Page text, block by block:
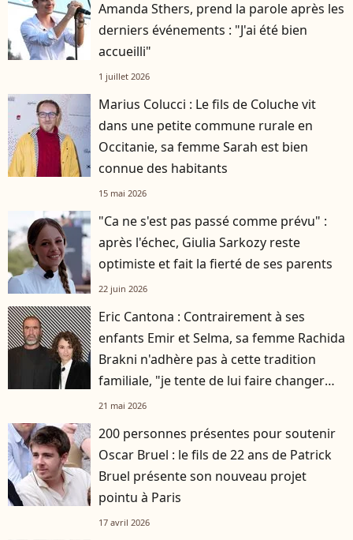
Amanda Sthers, prend la parole après les
derniers événements : "J'ai été bien
accueilli"
1 juillet 2026
Marius Colucci : Le fils de Coluche vit
dans une petite commune rurale en
Occitanie, sa femme Sarah est bien
connue des habitants
15 mai 2026
"Ca ne s'est pas passé comme prévu" :
après l'échec, Giulia Sarkozy reste
optimiste et fait la fierté de ses parents
22 juin 2026
Eric Cantona : Contrairement à ses
enfants Emir et Selma, sa femme Rachida
Brakni n'adhère pas à cette tradition
familiale, "je tente de lui faire changer
d'avis"
21 mai 2026
200 personnes présentes pour soutenir
Oscar Bruel : le fils de 22 ans de Patrick
Bruel présente son nouveau projet
pointu à Paris
17 avril 2026